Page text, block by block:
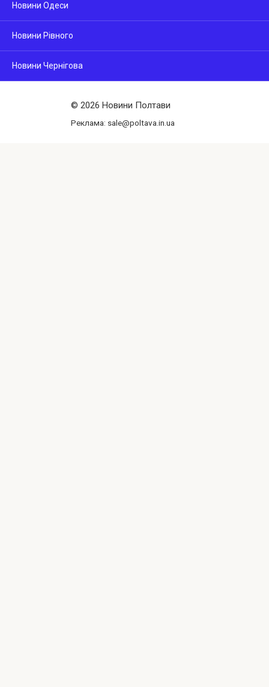
Новини Одеси
Новини Рівного
Новини Чернігова
© 2026 Новини Полтави
Реклама: sale@poltava.in.ua